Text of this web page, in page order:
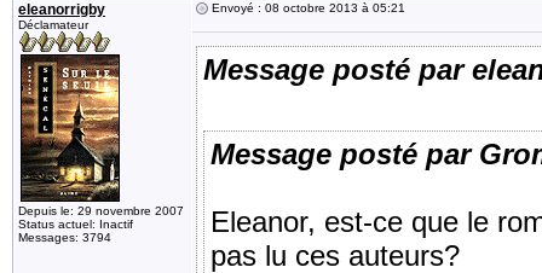
eleanorrigby
Déclamateur
Depuis le: 29 novembre 2007
Status actuel: Inactif
Messages: 3794
Envoyé : 08 octobre 2013 à 05:21
Message posté par
Message posté par
Eleanor, est-ce que le
pas lu ces auteurs?